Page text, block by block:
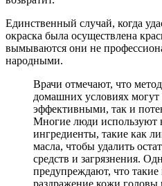
Единственный случай, когда
окраска была осуществлена
вымываются они не
народными.
Врачи отмечают, что
домашних условиях могут
эффективными, так и
Многие люди используют
ингредиенты, такие как
масла, чтобы удалить
средств и загрязнения.
предупреждают, что
раздражение кожи